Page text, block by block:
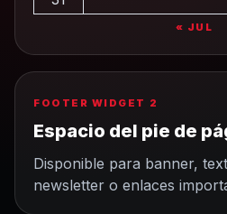
« JUL
FOOTER WIDGET 2
Espacio del pie de
Disponible para banner,
newsletter o enlaces